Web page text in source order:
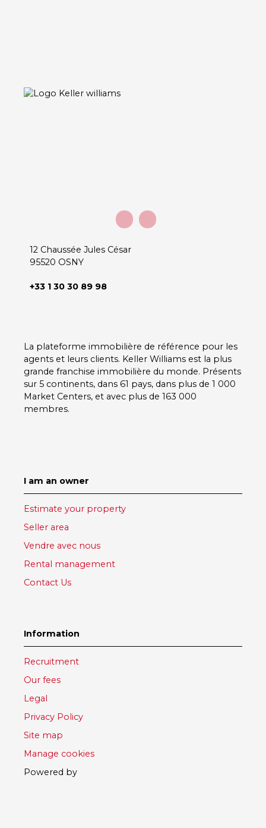
12 Chaussée Jules César
95520 OSNY
+33 1 30 30 89 98
La plateforme immobilière de référence pour les
agents et leurs clients. Keller Williams est la plus
grande franchise immobilière du monde. Présents
sur 5 continents, dans 61 pays, dans plus de 1 000
Market Centers, et avec plus de 163 000
membres.
I am an owner
Estimate your property
Seller area
Vendre avec nous
Rental management
Contact Us
Information
Recruitment
Our fees
Legal
Privacy Policy
Site map
Manage cookies
Powered by